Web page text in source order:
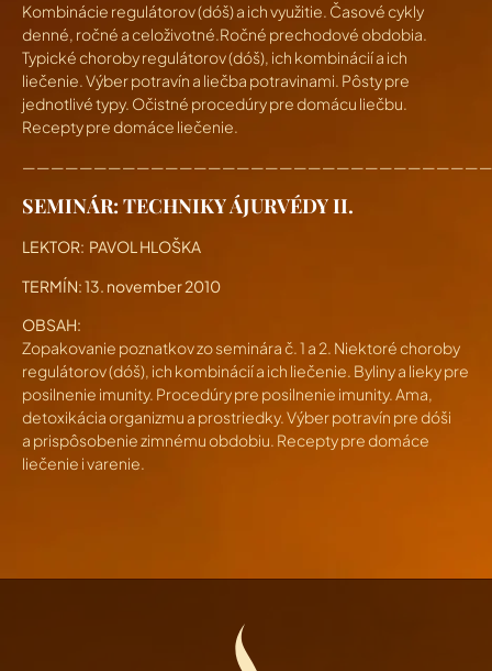
Kombinácie regulátorov (dóš) a ich využitie. Časové cykly
denné, ročné a celoživotné.Ročné prechodové obdobia.
Typické choroby regulátorov (dóš), ich kombinácií a ich
liečenie. Výber potravín a liečba potravinami. Pôsty pre
jednotlivé typy. Očistné procedúry pre domácu liečbu.
Recepty pre domáce liečenie.
SEMINÁR: TECHNIKY ÁJURVÉDY II.
LEKTOR: PAVOL HLOŠKA
TERMÍN:13. november 2010
OBSAH:
Zopakovanie poznatkov zo seminára č. 1 a 2. Niektoré choroby
regulátorov (dóš), ich kombinácií a ich liečenie. Byliny a lieky pre
posilnenie imunity. Procedúry pre posilnenie imunity. Ama,
detoxikácia organizmu a prostriedky. Výber potravín pre dóši
a prispôsobenie zimnému obdobiu. Recepty pre domáce
liečenie i varenie.